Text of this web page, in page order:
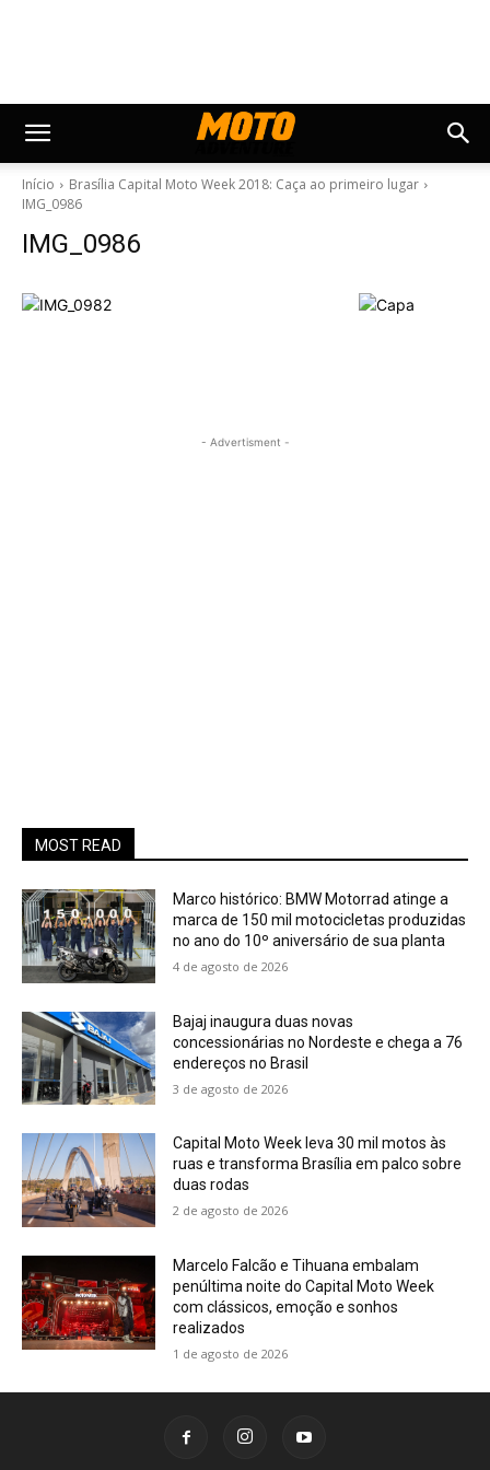
Início
Brasília Capital Moto Week 2018: Caça ao primeiro lugar
IMG_0986
IMG_0986
- Advertisment -
MOST READ
Marco histórico: BMW Motorrad atinge a
marca de 150 mil motocicletas produzidas
no ano do 10º aniversário de sua planta
4 de agosto de 2026
Bajaj inaugura duas novas
concessionárias no Nordeste e chega a 76
endereços no Brasil
3 de agosto de 2026
Capital Moto Week leva 30 mil motos às
ruas e transforma Brasília em palco sobre
duas rodas
2 de agosto de 2026
Marcelo Falcão e Tihuana embalam
penúltima noite do Capital Moto Week
com clássicos, emoção e sonhos
realizados
1 de agosto de 2026